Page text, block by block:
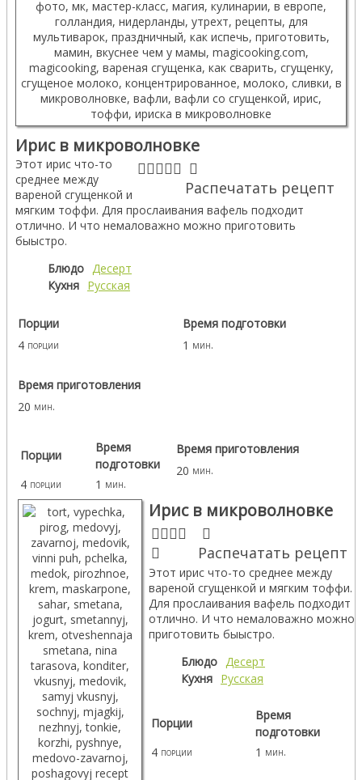
Ирис в микроволновке
Распечатать рецепт
Этот ирис что-то
среднее между
вареной сгущенкой и
мягким тоффи. Для прослаивания вафель подходит
отлично. И что немаловажно можно приготовить
быыстро.
Блюдо Десерт
Кухня Русская
Порции
Время подготовки
4 порции 1 мин.
Время приготовления
20 мин.
Порции
Время
подготовки
4 порции 1 мин.
Время приготовления
20 мин.
Ирис в микроволновке
Распечатать рецепт
Этот ирис что-то среднее между
вареной сгущенкой и мягким тоффи.
Для прослаивания вафель подходит
отлично. И что немаловажно можно
приготовить быыстро.
Блюдо Десерт
Кухня Русская
Порции
Время
подготовки
4 порции 1 мин.